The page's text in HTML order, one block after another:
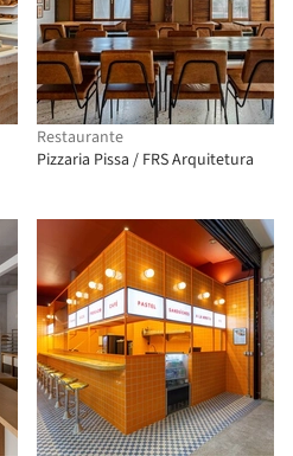
Restaurante
Pizzaria Pissa / FRS Arquitetura